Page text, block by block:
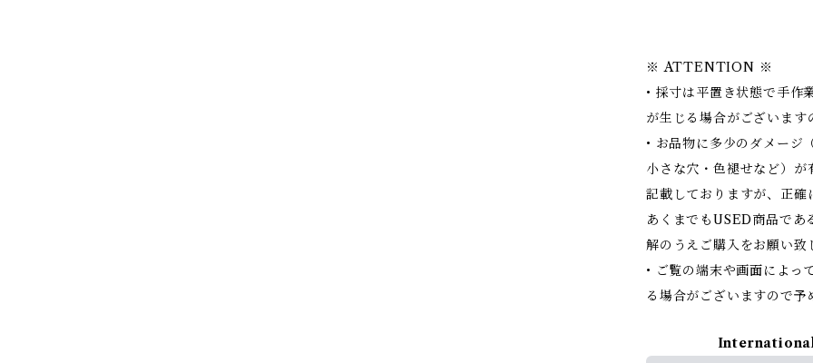
※ ATTENTION ※
• 採寸は平置き状態で手作
が生じる場合がございます
• お品物に多少のダメージ
小さな穴・色褪せなど）
記載しておりますが、正確
あくまでもUSED商品であ
解のうえご購入をお願い致
• ご覧の端末や画面によっ
る場合がございますので予